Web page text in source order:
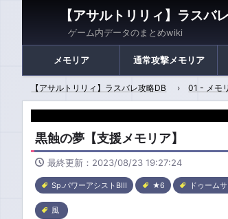
【アサルトリリィ】ラスバ
ゲーム内データのまとめwiki
メモリア 通常攻撃メモリア
【アサルトリリィ】ラスバレ攻略DB 01 - メモ
黒蝕の夢【支援メモリア】
最終更新：2023/08/23 19:27:24
Sp.パワーアシストBIII ★6 ドゥーム
風